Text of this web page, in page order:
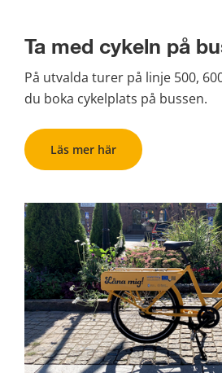
Ta med cykeln på
På utvalda turer på linje 500,
du boka cykelplats på bussen.
Läs mer här